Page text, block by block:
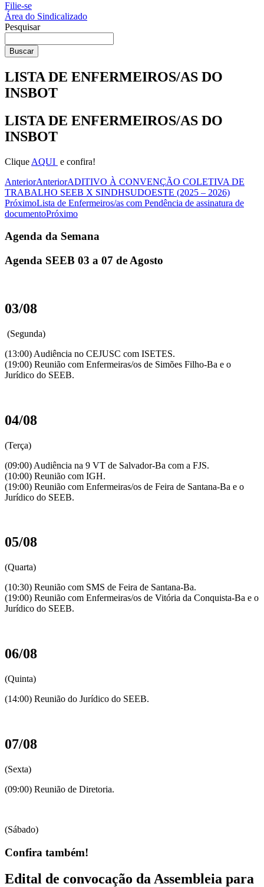
Filie-se
Área do Sindicalizado
Pesquisar
Buscar
LISTA DE ENFERMEIROS/AS DO
INSBOT
LISTA DE ENFERMEIROS/AS DO
INSBOT
Clique AQUI e confira!
AnteriorAnteriorADITIVO À CONVENÇÃO COLETIVA DE
TRABALHO SEEB X SINDHSUDOESTE (2025 – 2026)
PróximoLista de Enfermeiros/as com Pendência de assinatura de
documentoPróximo
Agenda da Semana
Agenda SEEB 03 a 07 de Agosto
03/08
(Segunda)
(13:00) Audiência no CEJUSC com ISETES.
(19:00) Reunião com Enfermeiras/os de Simões Filho-Ba e o
Jurídico do SEEB.
04/08
(Terça)
(09:00) Audiência na 9 VT de Salvador-Ba com a FJS.
(10:00) Reunião com IGH.
(19:00) Reunião com Enfermeiras/os de Feira de Santana-Ba e o
Jurídico do SEEB.
05/08
(Quarta)
(10:30) Reunião com SMS de Feira de Santana-Ba.
(19:00) Reunião com Enfermeiras/os de Vitória da Conquista-Ba e o
Jurídico do SEEB.
06/08
(Quinta)
(14:00) Reunião do Jurídico do SEEB.
07/08
(Sexta)
(09:00) Reunião de Diretoria.
(Sábado)
Confira também!
Edital de convocação da Assembleia para